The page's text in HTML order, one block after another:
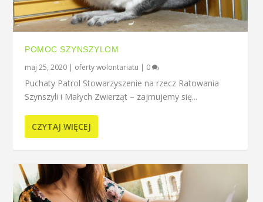
POMOC SZYNSZYLOM
maj 25, 2020 | oferty wolontariatu | 0
Puchaty Patrol Stowarzyszenie na rzecz Ratowania
Szynszyli i Małych Zwierząt – zajmujemy się...
CZYTAJ WIĘCEJ